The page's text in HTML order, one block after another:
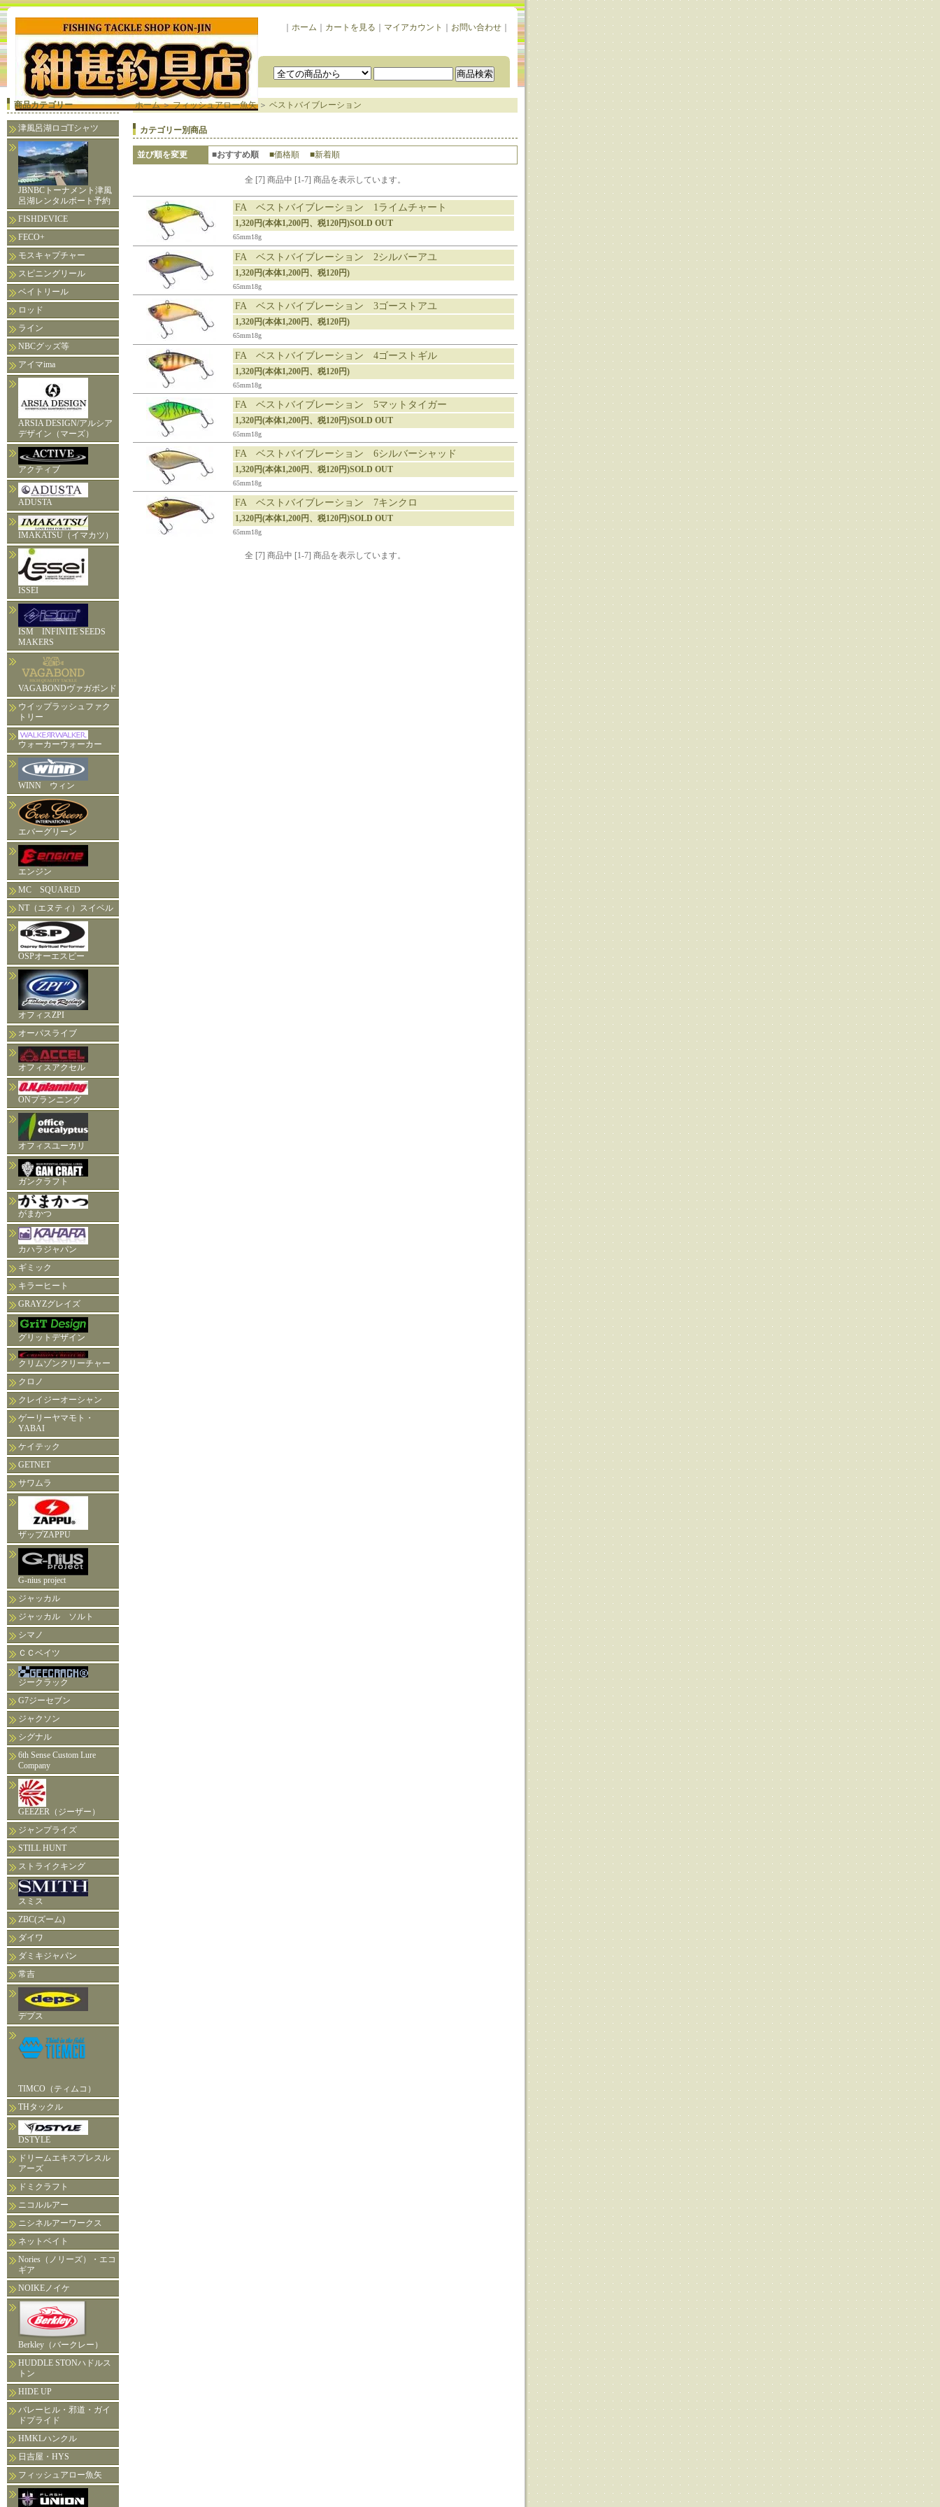
ホーム カートを見る マイアカウント お問い合わせ｜
商品カテゴリー
津風呂湖ロゴTシャツ
JBNBCトーナメント津風
呂湖レンタルボート予約
FISHDEVICE
FECO+
モスキャプチャー
スピニングリール
ベイトリール
ロッド
ライン
NBCグッズ等
アイマima
ARSIA DESIGN/アルシア
デザイン（マーズ）
アクティブ
ADUSTA
IMAKATSU（イマカツ）
ISSEI
ISM INFINITE SEEDS
MAKERS
VAGABONDヴァガボンド
ウイップラッシュファク
トリー
ウォーカーウォーカー
WINN ウィン
エバーグリーン
エンジン
MC SQUARED
NT（エヌティ）スイベル
OSPオーエスピー
オフィスZPI
オーパスライブ
オフィスアクセル
ONプランニング
オフィスユーカリ
ガンクラフト
がまかつ
カハラジャパン
ギミック
キラーヒート
GRAYZグレイズ
グリットデザイン
クリムゾンクリーチャー
クロノ
クレイジーオーシャン
ゲーリーヤマモト・
YABAI
ケイテック
GETNET
サワムラ
ザップZAPPU
G-nius project
ジャッカル
ジャッカル ソルト
シマノ
ＣＣベイツ
ジークラック
G7ジーセブン
ジャクソン
シグナル
6th Sense Custom Lure
Company
GEEZER（ジーザー）
ジャンプライズ
STILL HUNT
ストライクキング
スミス
ZBC(ズーム)
ダイワ
ダミキジャパン
常吉
デプス
TIMCO（ティムコ）
THタックル
DSTYLE
ドリームエキスプレスル
アーズ
ドミクラフト
ニコルルアー
ニシネルアーワークス
ネットベイト
Nories（ノリーズ）・エコ
ギア
NOIKEノイケ
Berkley（バークレー）
HUDDLE STONハドルス
トン
HIDE UP
バレーヒル・邪道・ガイ
ドプライド
HMKLハンクル
日吉屋・HYS
フィッシュアロー魚矢
ホーム＞フィッシュアロー魚矢＞ ベストバイブレーション
カテゴリー別商品
並び順を変更 ■おすすめ順 ■価格順 ■新着順
全 [7] 商品中 [1-7] 商品を表示しています。
FA ベストバイブレーション 1ライムチャート
1,320円(本体1,200円、税120円)SOLD OUT
65mm18g
FA ベストバイブレーション 2シルバーアユ
1,320円(本体1,200円、税120円)
65mm18g
FA ベストバイブレーション 3ゴーストアユ
1,320円(本体1,200円、税120円)
65mm18g
FA ベストバイブレーション 4ゴーストギル
1,320円(本体1,200円、税120円)
65mm18g
FA ベストバイブレーション 5マットタイガー
1,320円(本体1,200円、税120円)SOLD OUT
65mm18g
FA ベストバイブレーション 6シルバーシャッド
1,320円(本体1,200円、税120円)SOLD OUT
65mm18g
FA ベストバイブレーション 7キンクロ
1,320円(本体1,200円、税120円)SOLD OUT
65mm18g
全 [7] 商品中 [1-7] 商品を表示しています。